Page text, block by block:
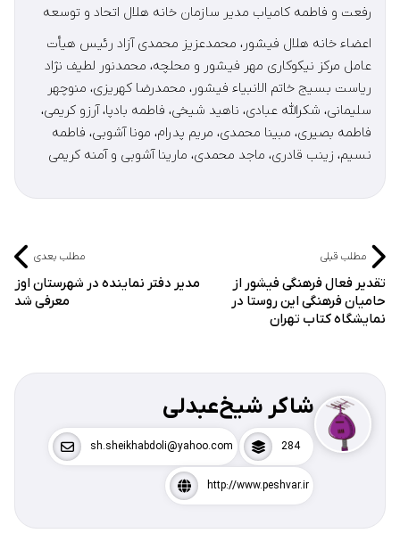
رفعت و فاطمه کامیاب مدیر سازمان خانه هلال اتحاد و توسعه
اعضاء خانه هلال فیشور، محمدعزیز محمدی آزاد رئیس هیأت
عامل مرکز نیکوکاری مهر فیشور و محلچه، محمدنور لطیف نژاد
ریاست بسیج خاتم الانبیاء فیشور، محمدرضا کهریزی، منوچهر
سلیمانی، شکرالله عبادی، ناهید شیخی، فاطمه بادپا، آرزو کریمی،
فاطمه بصیری، مبینا محمدی، مریم پدرام، مونا آشوبی، فاطمه
نسیم، زینب قادری، ماجد محمدی، مارینا آشوبی و آمنه کریمی
مطلب قبلی
تقدیر فعال فرهنگی فیشور از
حامیان فرهنگی این روستا در
نمایشگاه کتاب تهران
مطلب بعدی
مدیر دفتر نماینده در شهرستان اوز
معرفی شد
شاکر شیخ‌عبدلی
284
sh.sheikhabdoli@yahoo.com
http://www.peshvar.ir